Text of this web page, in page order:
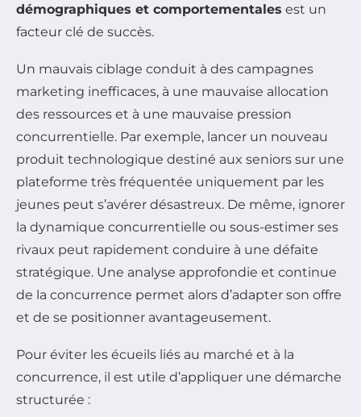
démographiques et comportementales est un
facteur clé de succès.
Un mauvais ciblage conduit à des campagnes
marketing inefficaces, à une mauvaise allocation
des ressources et à une mauvaise pression
concurrentielle. Par exemple, lancer un nouveau
produit technologique destiné aux seniors sur une
plateforme très fréquentée uniquement par les
jeunes peut s’avérer désastreux. De même, ignorer
la dynamique concurrentielle ou sous-estimer ses
rivaux peut rapidement conduire à une défaite
stratégique. Une analyse approfondie et continue
de la concurrence permet alors d’adapter son offre
et de se positionner avantageusement.
Pour éviter les écueils liés au marché et à la
concurrence, il est utile d’appliquer une démarche
structurée :